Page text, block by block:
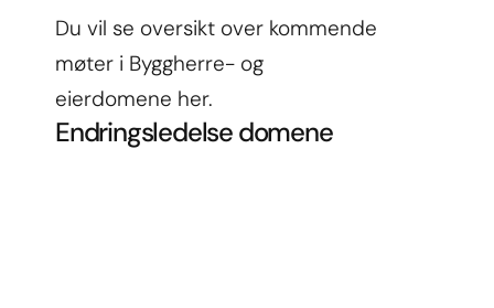
Endringsledelse domene
Du vil se oversikt over kommende
møter i Byggherre- og
eierdomene her.